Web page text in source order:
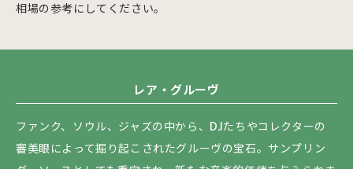
相場の参考にしてください。
レア・グルーヴ
ファンク、ソウル、ジャズの中から、DJたちやコレクターの
審美眼によって掘り起こされたグルーヴの宝石。サンプリン